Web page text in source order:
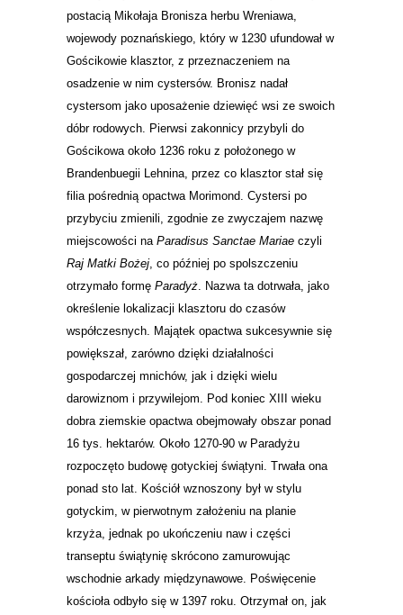
postacią Mikołaja Bronisza herbu Wreniawa,
wojewody poznańskiego, który w 1230 ufundował w
Gościkowie klasztor, z przeznaczeniem na
osadzenie w nim cystersów. Bronisz nadał
cystersom jako uposażenie dziewięć wsi ze swoich
dóbr rodowych. Pierwsi zakonnicy przybyli do
Gościkowa około 1236 roku z położonego w
Brandenbuegii Lehnina, przez co klasztor stał się
filia pośrednią opactwa Morimond. Cystersi po
przybyciu zmienili, zgodnie ze zwyczajem nazwę
miejscowości na Paradisus Sanctae Mariae czyli
Raj Matki Bożej, co później po spolszczeniu
otrzymało formę Paradyż. Nazwa ta dotrwała, jako
określenie lokalizacji klasztoru do czasów
współczesnych. Majątek opactwa sukcesywnie się
powiększał, zarówno dzięki działalności
gospodarczej mnichów, jak i dzięki wielu
darowiznom i przywilejom. Pod koniec XIII wieku
dobra ziemskie opactwa obejmowały obszar ponad
16 tys. hektarów. Około 1270-90 w Paradyżu
rozpoczęto budowę gotyckiej świątyni. Trwała ona
ponad sto lat. Kościół wznoszony był w stylu
gotyckim, w pierwotnym założeniu na planie
krzyża, jednak po ukończeniu naw i części
transeptu świątynię skrócono zamurowując
wschodnie arkady międzynawowe. Poświęcenie
kościoła odbyło się w 1397 roku. Otrzymał on, jak